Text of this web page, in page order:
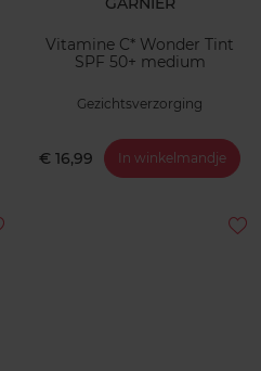
Vitamine C* Wonder Tint
SPF 50+ medium
Gezichtsverzorging
€ 16,99 In winkelmandje